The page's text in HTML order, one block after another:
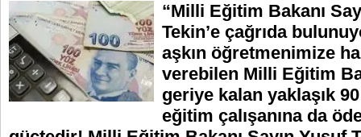
“Milli Eğitim Bakanı
Tekin’e çağrıda
aşkın öğretmenimize
verebilen Milli Eğitim
geriye kalan yaklaşık
eğitim çalışanına da